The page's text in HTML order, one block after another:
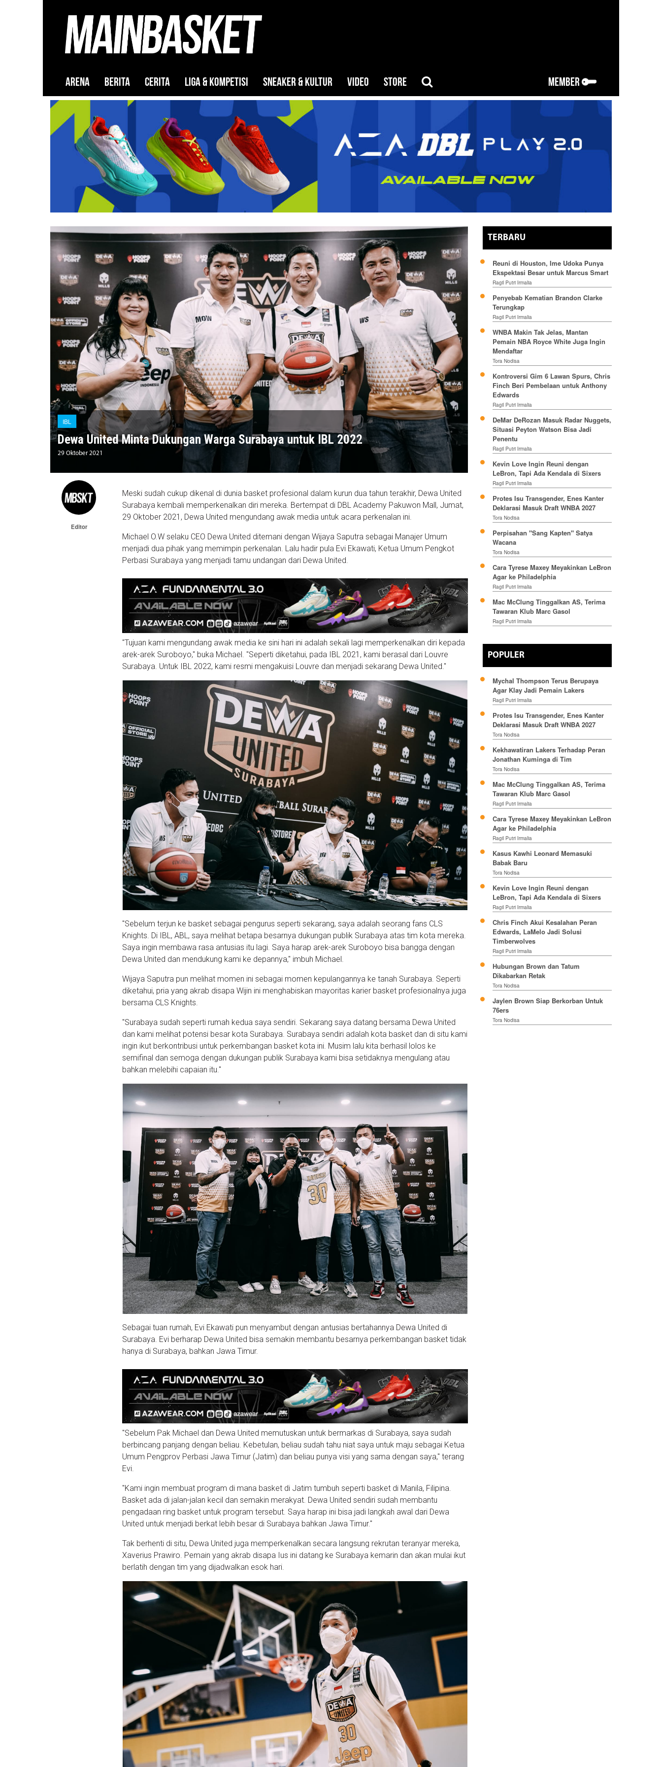
ARENA BERITA CERITA LIGA & KOMPETISI SNEAKER & KULTUR VIDEO STORE MEMBER
IBL
Dewa United Minta Dukungan Warga Surabaya untuk IBL 2022
29 Oktober 2021
Editor
Meski sudah cukup dikenal di dunia basket profesional dalam kurun dua tahun terakhir, Dewa United
Surabaya kembali memperkenalkan diri mereka. Bertempat di DBL Academy Pakuwon Mall, Jumat,
29 Oktober 2021, Dewa United mengundang awak media untuk acara perkenalan ini.
Michael O.W selaku CEO Dewa United ditemani dengan Wijaya Saputra sebagai Manajer Umum
menjadi dua pihak yang memimpin perkenalan. Lalu hadir pula Evi Ekawati, Ketua Umum Pengkot
Perbasi Surabaya yang menjadi tamu undangan dari Dewa United.
"Tujuan kami mengundang awak media ke sini hari ini adalah sekali lagi memperkenalkan diri kepada
arek-arek Suroboyo," buka Michael. "Seperti diketahui, pada IBL 2021, kami berasal dari Louvre
Surabaya. Untuk IBL 2022, kami resmi mengakuisi Louvre dan menjadi sekarang Dewa United."
"Sebelum terjun ke basket sebagai pengurus seperti sekarang, saya adalah seorang fans CLS
Knights. Di IBL, ABL, saya melihat betapa besarnya dukungan publik Surabaya atas tim kota mereka.
Saya ingin membawa rasa antusias itu lagi. Saya harap arek-arek Suroboyo bisa bangga dengan
Dewa United dan mendukung kami ke depannya," imbuh Michael.
Wijaya Saputra pun melihat momen ini sebagai momen kepulangannya ke tanah Surabaya. Seperti
diketahui, pria yang akrab disapa Wijin ini menghabiskan mayoritas karier basket profesionalnya juga
bersama CLS Knights.
"Surabaya sudah seperti rumah kedua saya sendiri. Sekarang saya datang bersama Dewa United
dan kami melihat potensi besar kota Surabaya. Surabaya sendiri adalah kota basket dan di situ kami
ingin ikut berkontribusi untuk perkembangan basket kota ini. Musim lalu kita berhasil lolos ke
semifinal dan semoga dengan dukungan publik Surabaya kami bisa setidaknya mengulang atau
bahkan melebihi capaian itu."
Sebagai tuan rumah, Evi Ekawati pun menyambut dengan antusias bertahannya Dewa United di
Surabaya. Evi berharap Dewa United bisa semakin membantu besarnya perkembangan basket tidak
hanya di Surabaya, bahkan Jawa Timur.
"Sebelum Pak Michael dan Dewa United memutuskan untuk bermarkas di Surabaya, saya sudah
berbincang panjang dengan beliau. Kebetulan, beliau sudah tahu niat saya untuk maju sebagai Ketua
Umum Pengprov Perbasi Jawa Timur (Jatim) dan beliau punya visi yang sama dengan saya," terang
Evi.
"Kami ingin membuat program di mana basket di Jatim tumbuh seperti basket di Manila, Filipina.
Basket ada di jalan-jalan kecil dan semakin merakyat. Dewa United sendiri sudah membantu
pengadaan ring basket untuk program tersebut. Saya harap ini bisa jadi langkah awal dari Dewa
United untuk menjadi berkat lebih besar di Surabaya bahkan Jawa Timur."
Tak berhenti di situ, Dewa United juga memperkenalkan secara langsung rekrutan teranyar mereka,
Xaverius Prawiro. Pemain yang akrab disapa Ius ini datang ke Surabaya kemarin dan akan mulai ikut
berlatih dengan tim yang dijadwalkan esok hari.
TERBARU
Reuni di Houston, Ime Udoka Punya
Ekspektasi Besar untuk Marcus Smart
Ragil Putri Irmalia
Penyebab Kematian Brandon Clarke
Terungkap
Ragil Putri Irmalia
WNBA Makin Tak Jelas, Mantan
Pemain NBA Royce White Juga Ingin
Mendaftar
Tora Nodisa
Kontroversi Gim 6 Lawan Spurs, Chris
Finch Beri Pembelaan untuk Anthony
Edwards
Ragil Putri Irmalia
DeMar DeRozan Masuk Radar Nuggets,
Situasi Peyton Watson Bisa Jadi
Penentu
Ragil Putri Irmalia
Kevin Love Ingin Reuni dengan
LeBron, Tapi Ada Kendala di Sixers
Ragil Putri Irmalia
Protes Isu Transgender, Enes Kanter
Deklarasi Masuk Draft WNBA 2027
Tora Nodisa
Perpisahan "Sang Kapten" Satya
Wacana
Tora Nodisa
Cara Tyrese Maxey Meyakinkan LeBron
Agar ke Philadelphia
Ragil Putri Irmalia
Mac McClung Tinggalkan AS, Terima
Tawaran Klub Marc Gasol
Ragil Putri Irmalia
POPULER
Mychal Thompson Terus Berupaya
Agar Klay Jadi Pemain Lakers
Ragil Putri Irmalia
Protes Isu Transgender, Enes Kanter
Deklarasi Masuk Draft WNBA 2027
Tora Nodisa
Kekhawatiran Lakers Terhadap Peran
Jonathan Kuminga di Tim
Tora Nodisa
Mac McClung Tinggalkan AS, Terima
Tawaran Klub Marc Gasol
Ragil Putri Irmalia
Cara Tyrese Maxey Meyakinkan LeBron
Agar ke Philadelphia
Ragil Putri Irmalia
Kasus Kawhi Leonard Memasuki
Babak Baru
Tora Nodisa
Kevin Love Ingin Reuni dengan
LeBron, Tapi Ada Kendala di Sixers
Ragil Putri Irmalia
Chris Finch Akui Kesalahan Peran
Edwards, LaMelo Jadi Solusi
Timberwolves
Ragil Putri Irmalia
Hubungan Brown dan Tatum
Dikabarkan Retak
Tora Nodisa
Jaylen Brown Siap Berkorban Untuk
76ers
Tora Nodisa